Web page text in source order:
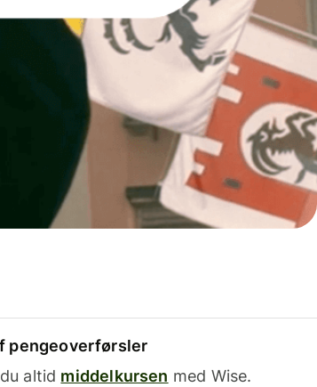
pengeoverførsler
altid middelkursen med Wise.